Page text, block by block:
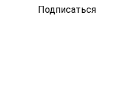
Подписаться